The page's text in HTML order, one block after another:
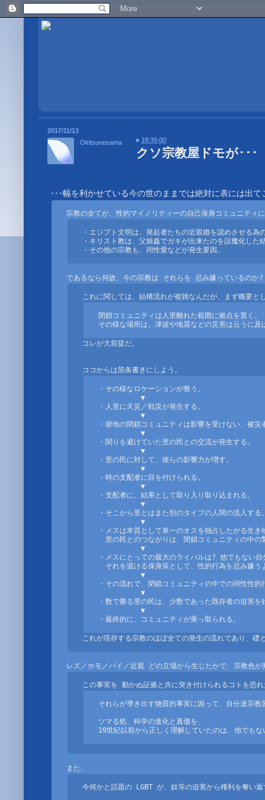
2017/11/13
クソ宗教屋ドモが･･･
・エジプト文明は、発起者たちの近親婚を認めさせる為
・キリスト教は、父娘姦でガキが出来たのを誤魔化した
・その他の宗教も、同性愛などが発生要因。
閉鎖コミュニティは人里離れた範囲に拠点を置く
その様な場所は、津波や地震などの災害は云うに
コレが大前提だ。
・その様なロケーションが整う。
▼
・人里に天災／戦災が発生する。
▼
・僻地の閉鎖コミュニティは影響を受けない、被
▼
・関りを避けていた里の民との交流が発生する。
▼
・里の民に対して、彼らの影響力が増す。
▼
・時の支配者に目を付けられる。
▼
・支配者に、結果として取り入り取り込まれる。
▼
・そこから里とはまた別のタイプの人間の流入する
▼
・メスは本質として単一のオスを独占したがる生き
里の民とのつながりは、閉鎖コミュニティの中の
▼
・メスにとっての最大のライバルは? 他でもない
それを退ける保身策として、性的行為を忌み嫌う
▼
・その流れで、閉鎖コミュニティの中での同性性
▼
・数で勝る里の民は、少数であった既存者の迫害を
▼
・最終的に、コミュニティが乗っ取られる。
これが現存する宗教のほぼ全ての発生の流れであり、礎
それらが導き出す物質的事実に因って、自分達宗
ツマる処、科学の進化と真価を、
19世紀以前から正しく理解していたのは、他でも
今何かと話題の LGBT が、奴等の迫害から権利を奪い
Okitsunesama ■ 18:35:00